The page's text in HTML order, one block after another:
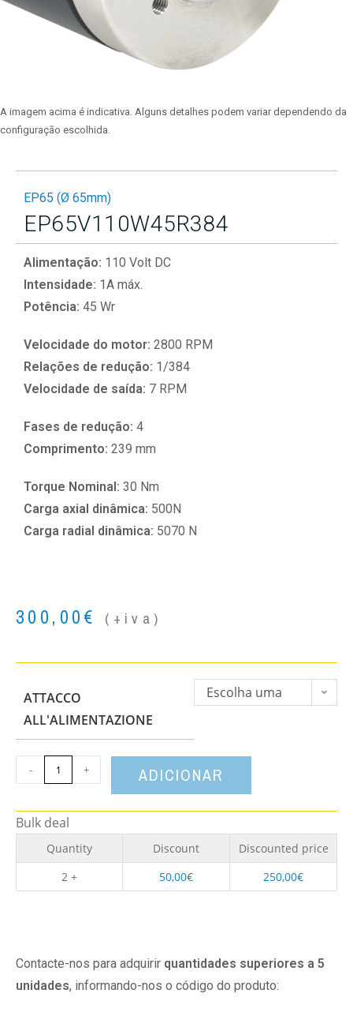
A imagem acima é indicativa. Alguns detalhes podem variar dependendo da
configuração escolhida.
EP65 (Ø 65mm)
EP65V110W45R384
Alimentação: 110 Volt DC
Intensidade: 1A máx.
Potência: 45 Wr
Velocidade do motor: 2800 RPM
Relações de redução: 1/384
Velocidade de saída: 7 RPM
Fases de redução: 4
Comprimento: 239 mm
Torque Nominal: 30 Nm
Carga axial dinâmica: 500N
Carga radial dinâmica: 5070 N
300,00€ (+iva)
ATTACCO
ALL'ALIMENTAZIONE
Escolha uma
- + ADICIONAR
Bulk deal
Quantity Discount
Discounted price
2 +
50,00€ 250,00€
Contacte-nos para adquirir quantidades superiores a 5
unidades, informando-nos o código do produto: